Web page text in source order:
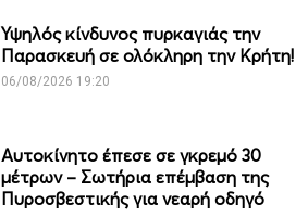
Υψηλός κίνδυνος πυρκαγιάς την
Παρασκευή σε ολόκληρη την Κρήτη!
06/08/2026 19:20
Αυτοκίνητο έπεσε σε γκρεμό 30
μέτρων – Σωτήρια επέμβαση της
Πυροσβεστικής για νεαρή οδηγό